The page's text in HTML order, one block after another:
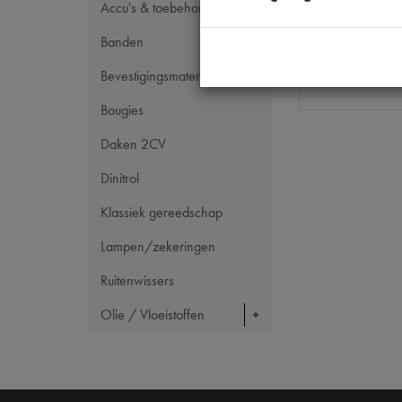
Accu's & toebehoren
Banden
Bevestigingsmateriaal
Bougies
Daken 2CV
Dinitrol
Klassiek gereedschap
Lampen/zekeringen
Ruitenwissers
Olie / Vloeistoffen
Codes